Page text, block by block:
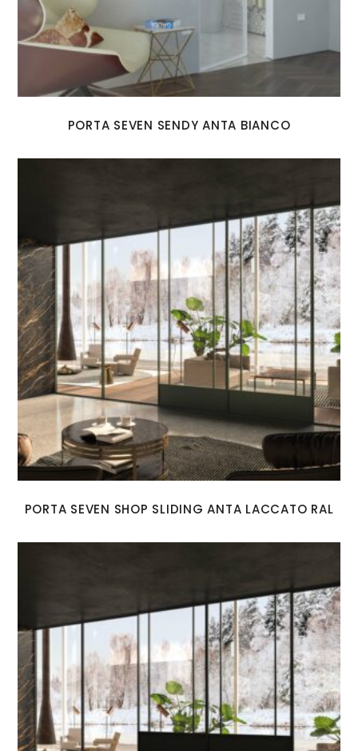
PORTA SEVEN SENDY ANTA BIANCO
PORTA SEVEN SHOP SLIDING ANTA LACCATO RAL